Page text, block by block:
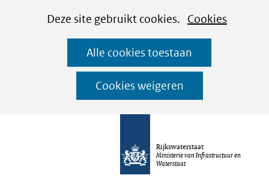
CookiesDeze site gebruikt cookies. Cookies
Alle cookies toestaan
Cookies weigeren
Ga
naar
de
inhoud
Rijkswaterstaat
Ministerie van Infrastructuur en
Waterstaat